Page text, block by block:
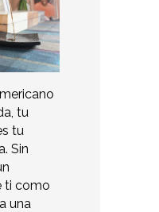
tu
tu
Sin
ti como
una